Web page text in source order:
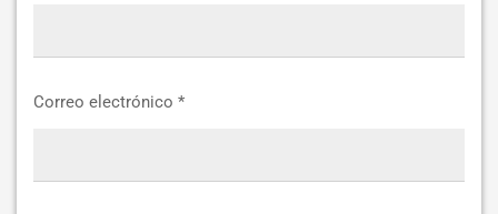
Correo electrónico *